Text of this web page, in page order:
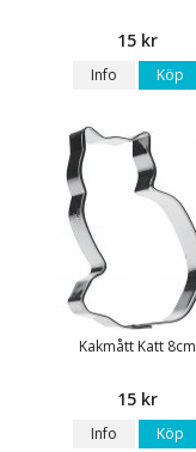
15 kr
Info Köp
Kakmått Katt 8cm
15 kr
Info Köp